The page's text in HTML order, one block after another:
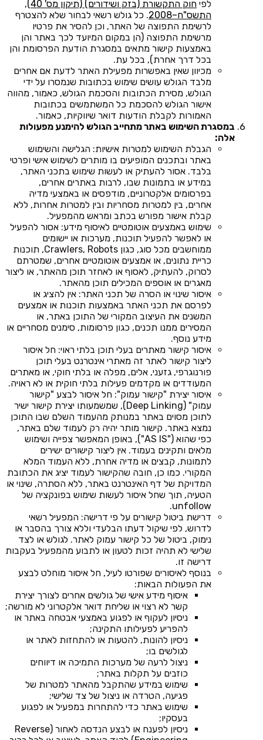
לפי
חוק התקשורת (בזק ושידורים) (תיקון מס' 40),
התשס"ח–2008
. כל גולש רשאי לבחור שלא להצטרף
לרשימת התפוצה של האתר, וכן להסיר את פרטיו
מרשימת התפוצה (הן במקום המיועד לכך באתר והן
באמצעות קישור מתאים במסגרת הודעת הפרסומת והן
בכל דרך אחרת), בכל עת.
מכיוון שאין באפשרות מפעילת האתר לדעת אם אחרים
מלבד הגולש עושים שימוש בכתובות שנמסרו על ידי
הגולש, מסירת הכתובות והסכמת הגולש, כאמור, מהווה
אישור הגולש להסכמת כל המשתמשים בכתובות
האמורות לקבלת הודעות דואר שיווקיות, כאמור.
במסגרת השימוש באתר מתחייב הגולש להימנע מפעולות
אלה:
הגבלת השימוש למטרות אישיות: הגלישה והשימוש
באתר ובתכנים המופיעים בו מותרים לשימוש אישי ופרטי
בלבד. אסור להעתיק או לעשות שימוש בתכני האתר,
במידע או בתמונות שבו, לרבות באתרים אחרים,
בפרסומים אלקטרוניים, מודפסים או באמצעי מדיה
אחרים, בין למטרות מסחריות ובין למטרות אחרות, ללא
קבלת אישור מפורש בכתב ומראש מהמפעיל.
שימוש באמצעים אוטומטיים לאיסוף מידע: אסור להפעיל
או לאפשר להפעיל תוכנות, מערכות או יישומים
ממוחשבים מכל סוג, כגון Crawlers, Robots, תוכנות
כריית נתונים, או אמצעים אוטומטיים אחרים, שמטרתם
לסרוק, להעתיק, לאסוף או לאחזר תוכן מהאתר, או ליצור
מאגרים או אוספים המכילים תוכן מהאתר.
איסור שינוי או הסרה של תכני האתר: אין להציג או
לפרסם את תכני האתר באמצעות תוכנות או אמצעים
המשנים את העיצוב המקורי של התוכן באתר, או
המסירים ממנו תכנים, כגון פרסומות, סימנים מסחריים או
מידע נוסף.
איסור קישור מאתרים בעלי תוכן בלתי ראוי: חל איסור
ליצור קישור לאתר זה מאתרי אינטרנט בעלי תוכן
פורנוגרפי, גזעני, אלים, מפלה או בלתי חוקי, או מאתרים
המעודדים או מקדמים פעילות בלתי חוקית או לא ראויה.
איסור יצירת "קישור עמוק": חל איסור לבצע "קישור
עמוק" (Deep Linking), שמשמעותו יצירת קישור ישיר
לתוכן מסוים באתר במנותק מהעמוד השלם שבו התוכן
נמצא באתר. קישור מותר יהיה רק לעמוד שלם באתר,
כפי שהוא ("AS IS"), באופן המאפשר צפייה ושימוש
מלאים ותקינים בעמוד. אין ליצור קישורים ישירים
לתמונות, קבצים או מדיה אחרת, ללא העמוד המלא
המקורי. כמו כן, חובה שהקישור לעמוד יציג את הכתובת
המדויקת של דף האינטרנט באתר, ללא הסתרה, שינוי או
הטעיה, תוך שחל איסור לעשות שימוש בפונקציה של
unfollow.
דרישת ביטול קישורים על פי דרישה: המפעיל רשאי
לדרוש, לפי שיקול דעתו הבלעדי וללא צורך בהסבר או
נימוק, ביטול של כל קישור עמוק לאתר. לגולש או לצד
שלישי לא תהיה זכות לטעון או לתבוע מהמפעיל בעקבות
דרישה זו.
בנוסף לאיסורים שפורטו לעיל, חל איסור מוחלט לבצע
את הפעולות הבאות:
איסוף מידע אישי של גולשים אחרים לצורך יצירת
קשר לא רצוי או שליחת דואר אלקטרוני לא מורשה;
ניסיון לעקוף או לפגוע באמצעי אבטחה באתר או
להפריע לפעילותו התקינה;
ניסיון להונות, להטעות או להתחזות לאתר או
לגולשים בו;
ניצול לרעה של מערכות התמיכה או דיווחים
כוזבים על תקלות באתר;
שימוש במידע שהתקבל מהאתר למטרות של
פגיעה, הטרדה או ניצול של צד שלישי;
שימוש באתר כדי להתחרות במפעיל או לפגוע
בעסקיו;
ניסיון לפענח או לבצע הנדסה לאחור (Reverse